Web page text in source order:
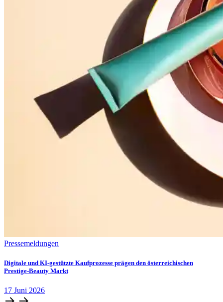
Pressemeldungen
Digitale und KI-gestützte Kaufprozesse prägen den österreichischen
Prestige-Beauty Markt
17 Juni 2026